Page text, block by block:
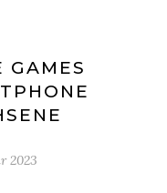
GAMES
2023